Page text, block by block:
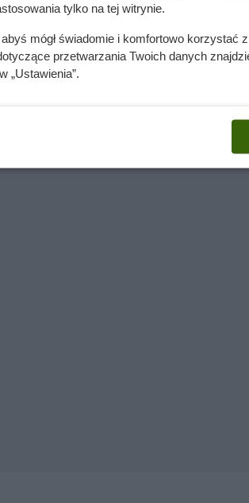
płaskich liściach
tylko na tej witrynie.
mógł świadomie i komfortowo korzystać
przetwarzania Twoich danych
„Ustawienia”.